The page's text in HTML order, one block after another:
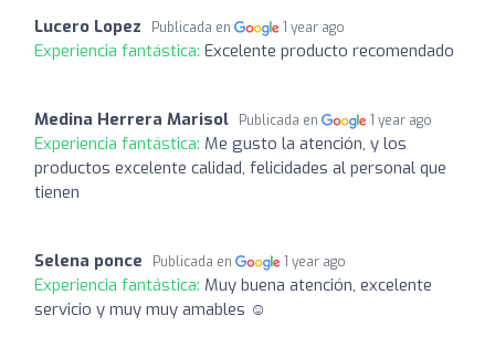
Lucero Lopez Publicada en 1 year ago
Experiencia fantástica: Excelente producto recomendado
Medina Herrera Marisol Publicada en 1 year ago
Experiencia fantástica: Me gusto la atención, y los
productos excelente calidad, felicidades al personal que
tienen
Selena ponce Publicada en 1 year ago
Experiencia fantástica: Muy buena atención, excelente
servicio y muy muy amables ☺️